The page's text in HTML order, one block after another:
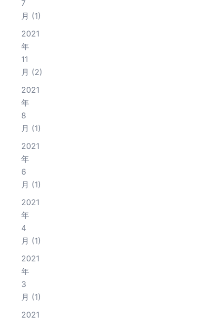
7
月 (1)
2021
年
11
月 (2)
2021
年
8
月 (1)
2021
年
6
月 (1)
2021
年
4
月 (1)
2021
年
3
月 (1)
2021